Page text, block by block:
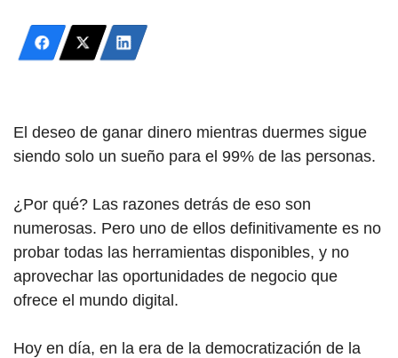
El deseo de ganar dinero mientras duermes sigue
siendo solo un sueño para el 99% de las personas.
¿Por qué? Las razones detrás de eso son
numerosas. Pero uno de ellos definitivamente es no
probar todas las herramientas disponibles, y no
aprovechar las oportunidades de negocio que
ofrece el mundo digital.
Hoy en día, en la era de la democratización de la